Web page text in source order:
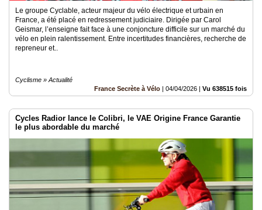
Le groupe Cyclable, acteur majeur du vélo électrique et urbain en
France, a été placé en redressement judiciaire. Dirigée par Carol
Geismar, l’enseigne fait face à une conjoncture difficile sur un marché du
vélo en plein ralentissement. Entre incertitudes financières, recherche de
repreneur et..
Cyclisme » Actualité
France Secrète à Vélo | 04/04/2026 | Vu 638515 fois
Cycles Radior lance le Colibri, le VAE Origine France Garantie
le plus abordable du marché